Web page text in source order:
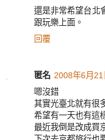
還是非常希望台北
跟玩樂上面。
回覆
匿名 2008年6月
嗯沒錯
其實光臺北就有很
希望有一天也有這
最近我倒是改成買